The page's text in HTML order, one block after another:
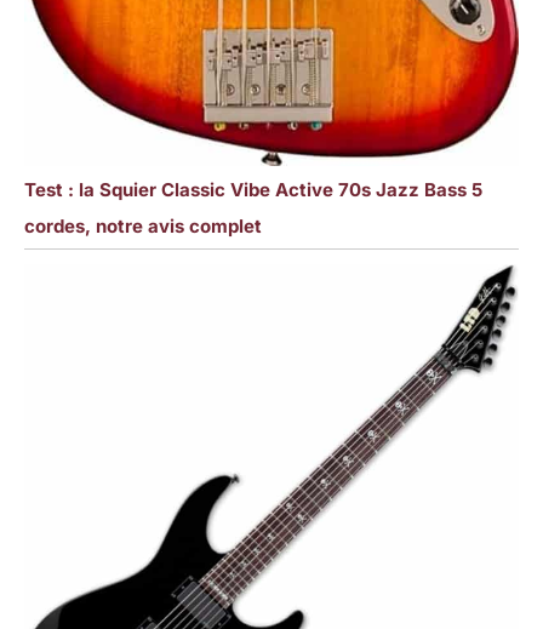
Test : la Squier Classic Vibe Active 70s Jazz Bass 5
cordes, notre avis complet